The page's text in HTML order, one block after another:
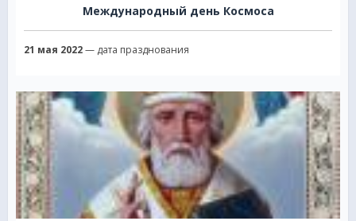
Международный день Космоса
21 мая 2022— дата празднования